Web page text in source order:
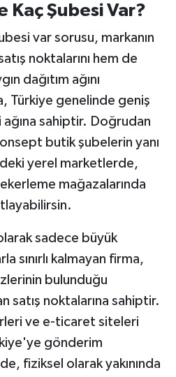
Kaç Şubesi Var?
var sorusu, markanın
noktalarını hem de
dağıtım ağını
Türkiye genelinde geniş
sahiptir. Doğrudan
butik şubelerin yanı
yerel marketlerde,
mağazalarında
sadece büyük
sınırlı kalmayan firma,
bulunduğu
satış noktalarına sahiptir.
ve e-ticaret siteleri
gönderim
fiziksel olarak yakınında